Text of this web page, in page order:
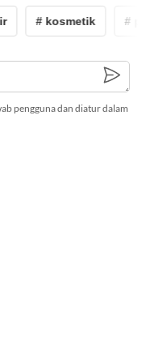
# kosmetik #
pengguna dan diatur dalam